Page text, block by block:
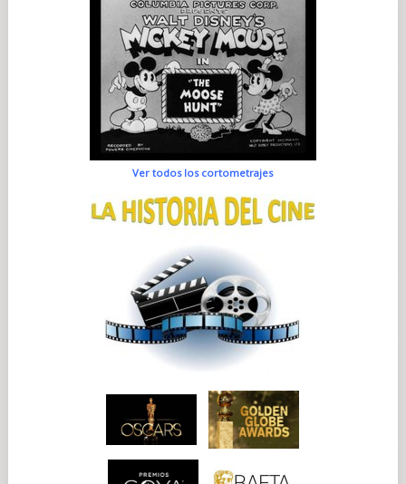
Ver todos los cortometrajes